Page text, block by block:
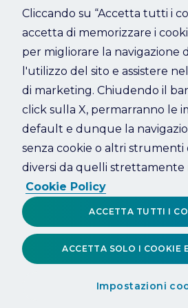
Refresh
Cliccando su “Accetta tutti i
accetta di memorizzare i
per migliorare la navigazione
l'utilizzo del sito e assistere
di marketing. Chiudendo il
click sulla X, permarranno le
default e dunque la
senza cookie o altri strumenti
diversi da quelli strettamente
Cookie Policy
Impostazioni
ACCETTA SOLO I COOKIE
ACCETTA TUTTI I